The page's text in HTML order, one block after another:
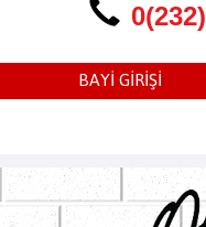
0(232)
BAYİ GİRİŞİ